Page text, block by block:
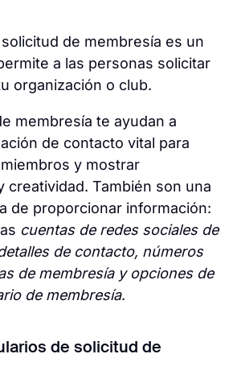
de membresía es un
a las personas solicitar
organización o club.
membresía te ayudan a
de contacto vital para
y mostrar
creatividad. También son una
de proporcionar información:
cuentas de redes sociales de
de contacto, números
de membresía y opciones de
de membresía.
de solicitud de